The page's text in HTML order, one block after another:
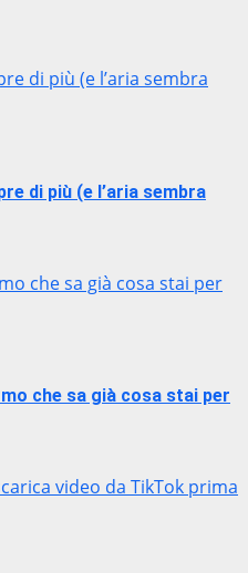
di più (e l’aria sembra
di più (e l’aria sembra
che sa già cosa stai per
che sa già cosa stai per
video da TikTok prima